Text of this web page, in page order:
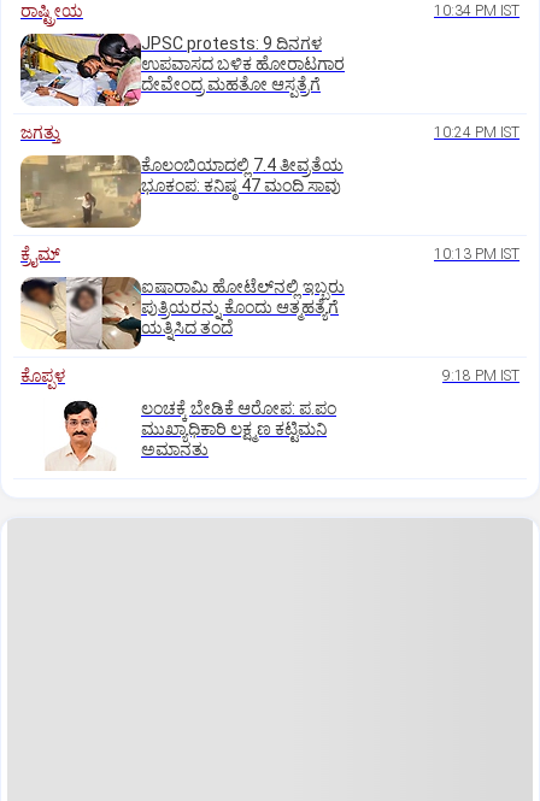
ರಾಷ್ಟ್ರೀಯ 10:34 PM IST
JPSC protests: 9 ದಿನಗಳ
ಉಪವಾಸದ ಬಳಿಕ ಹೋರಾಟಗಾರ
ದೇವೇಂದ್ರ ಮಹತೋ ಆಸ್ಪತ್ರೆಗೆ
ಜಗತ್ತು 10:24 PM IST
ಕೊಲಂಬಿಯಾದಲ್ಲಿ 7.4 ತೀವ್ರತೆಯ
ಭೂಕಂಪ: ಕನಿಷ್ಠ 47 ಮಂದಿ ಸಾವು
ಕ್ರೈಮ್ 10:13 PM IST
ಐಷಾರಾಮಿ ಹೋಟೆಲ್‌ನಲ್ಲಿ ಇಬ್ಬರು
ಪುತ್ರಿಯರನ್ನು ಕೊಂದು ಆತ್ಮಹತ್ಯೆಗೆ
ಯತ್ನಿಸಿದ ತಂದೆ
ಕೊಪ್ಪಳ 9:18 PM IST
ಲಂಚಕ್ಕೆ ಬೇಡಿಕೆ ಆರೋಪ: ಪ.ಪಂ
ಮುಖ್ಯಾಧಿಕಾರಿ ಲಕ್ಷ್ಮಣ ಕಟ್ಟಿಮನಿ
ಅಮಾನತು